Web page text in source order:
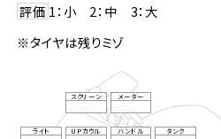
評価 1：小 2：中 3：大
※タイヤは残りミゾ
スクリーン メーター
ライト UPカウル ハンドル タンク